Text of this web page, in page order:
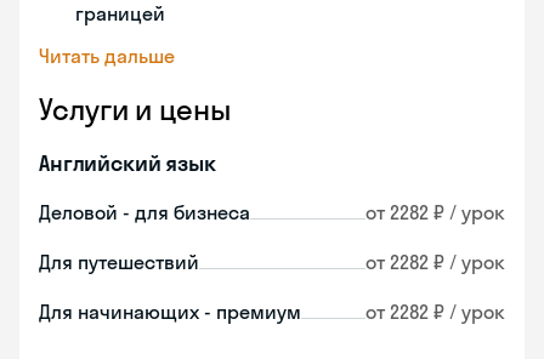
границей
Читать дальше
Услуги и цены
Английский язык
Деловой - для бизнеса от 2282 ₽ / урок
Для путешествий от 2282 ₽ / урок
Для начинающих - премиум от 2282 ₽ / урок